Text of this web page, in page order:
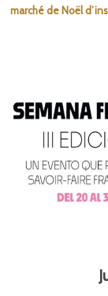
marché de Noël